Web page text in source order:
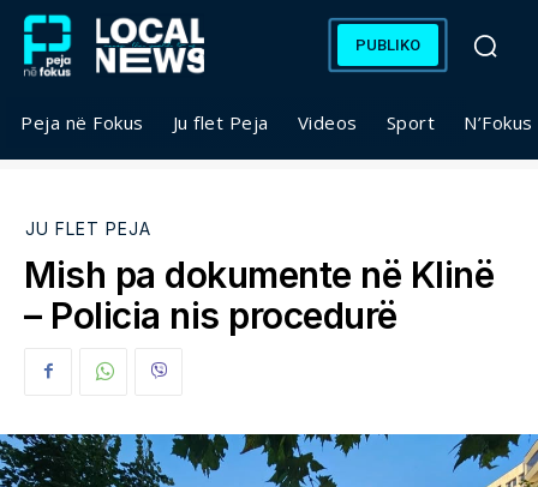
PUBLIKO
Peja në Fokus Ju flet Peja Videos Sport
JU FLET PEJA
Mish pa dokumente në Klinë
– Policia nis procedurë